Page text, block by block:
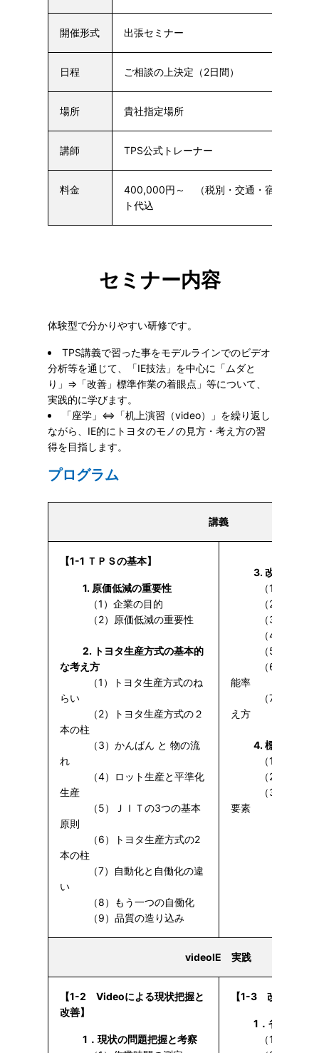
開催形式 出張セミナー
日程 ご相談の上決定（2日間）
場所 貴社指定場所
講師 TPS公式トレーナー
料金
400,000円～ （税別・交通・宿泊費別
ト代込
セミナー内容
体験型で分かりやすい研修です。
TPS講義で習った事をモデルラインでのビデオ
分析等を通じて、「IE技法」を中心に「ムダと
り」⇒「改善」標準作業の着眼点」等について、
実践的に学びます。
「座学」⇔「机上演習（video）」を繰り返し
ながら、IE的にトヨタのモノの見方・考え方の習
得を目指します。
プログラム
講義
【1-1 ＴＰＳの基本】
1. 原価低減の重要性
（1）企業の目的
（2）原価低減の重要性
2. トヨタ生産方式の基本的
な考え方
（1）トヨタ生産方式のね
らい
（2）トヨタ生産方式の２
本の柱
（3）かんばん と 物の流
れ
（4）ロット生産と平準化
生産
（5）ＪＩＴの3つの基本
原則
（6）トヨタ生産方式の2
本の柱
（7）自動化と自働化の違
い
（8）もう一つの自働化
（9）品質の造り込み
3. 改善の考え
（1）作業改善
（2）改善の
（3）ムダの
（4）仕事と
（5）ムダの
（6）見かけの
能率
（7）着想を出
え方
4. 標準作業
（1）標準作
（2）標準作
（3）標準作業
要素
videoIE 実践
【1-2 Videoによる現状把握と
改善】
1．現状の問題把握と考察
【1-3 改善効果の
1．省人と職
（1）改善効